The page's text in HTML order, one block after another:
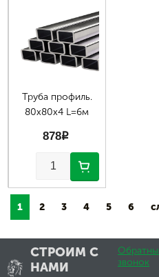
Труба профиль.
80х80х4 L=6м
878p
1 2 3 4 5 6
СТРОИМ С
НАМИ
звонок